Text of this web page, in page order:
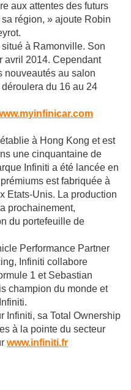
aux attentes des futurs
région, » ajoute Robin
à Ramonville. Son
avril 2014. Cependant
nouveautés au salon
du 16 au 24
à Hong Kong et est
une cinquantaine de
Infiniti a été lancée en
est fabriquée à
Etats-Unis. La production
prochainement,
du portefeuille de
Performance Partner
Infiniti collabore
1 et Sebastian
champion du monde et
Infiniti, sa Total Ownership
à la pointe du secteur
www.infiniti.fr